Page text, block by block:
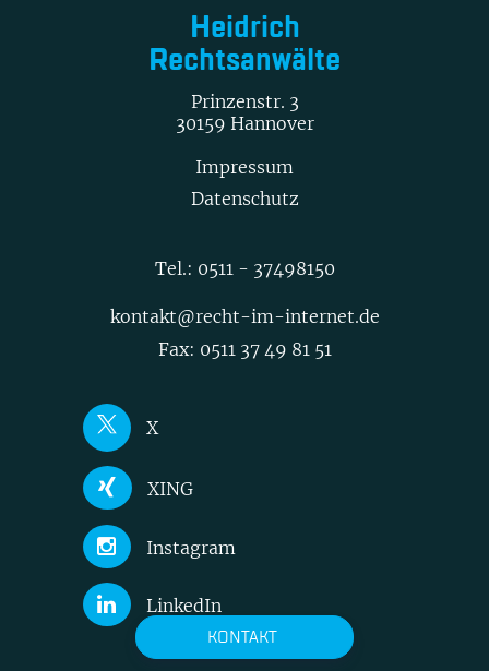
KONTAKT
Heidrich
Rechtsanwälte
Prinzenstr. 3
30159 Hannover
Impressum
Datenschutz
Tel.: 0511 - 37498150
kontakt@recht-im-internet.de
Fax: 0511 37 49 81 51
X
Joerg Heidrich
Nick Akinci
Niklas Mühleis
XING
Joerg Heidrich
Nick Akinci
Niklas Mühleis
Instagram
Nick Akinci
LinkedIn
Heidrich Rechtsanwälte PartG mbB